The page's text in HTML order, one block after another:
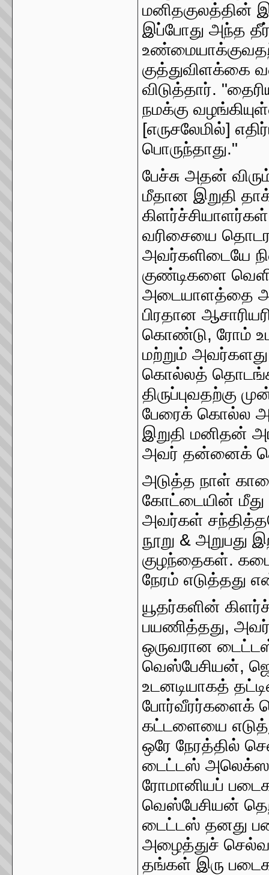
மனிதகுலத்தின்
இப்போது அந்த
குத்துவிளக்கை
விடுத்தார்.
நமக்கு
[எருசலேமில்]
பொருந்தாது."
பேச்சு அதன்
மீதான இறுதி
வரிசையை
அவர்களிடையே
குண்டிகளை
அடையாளத்தை
பிரதான
கொண்டு, ரோம்
மற்றும்
கொல்லத்
திருப்புவதற்கு
பேரைக் கொல்ல
இறுதி மனிதன்
அவர் தன்னைக்
அடுத்த நாள்
கோட்டையின் மீது
அவர்கள்
நூறு &
குழந்தைகள்.
நேரம் எடுத்தது
யூதர்களின்
பயணித்தது, அவர்
ஒருவரான
வெஸ்பேசியன்,
உடனடியாகத்
போர்வீரர்களைக்
கட்டளையை
ஒரே நேரத்தில்
டைட்டஸ்
ரோமானியப்
வெஸ்பேசியன்
டைட்டஸ் தனது
அழைத்துச்
தங்கள் இரு